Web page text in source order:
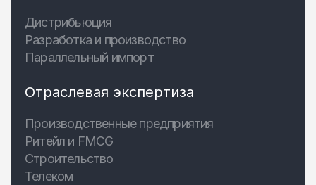
Дистрибьюция
Разработка и производство
Параллельный импорт
Отраслевая экспертиза
Производственные предприятия
Ритейл и FMCG
Строительство
Телеком